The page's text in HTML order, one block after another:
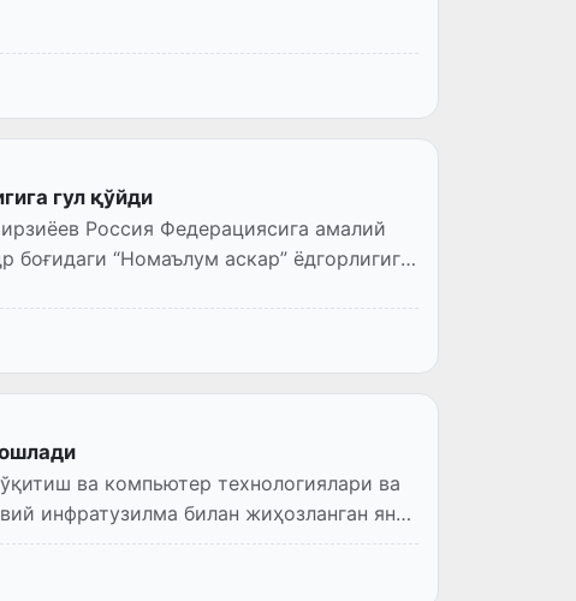
гул қўйди
Россия Федерациясига амалий
“Номаълум аскар” ёдгорлигига
ва компьютер технологиялари ва
инфратузилма билан жиҳозланган янги